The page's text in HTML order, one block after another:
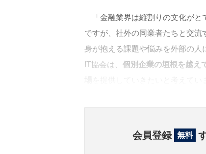
「金融業界は縦割りの文化がと
ですが、社外の同業者たちと交
身が抱える課題や悩みを外部の
IT協会は、 個別企業の垣根を越え
会員登録 無料